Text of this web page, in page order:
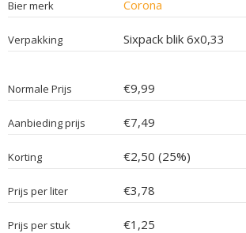
Bier merk Corona
Verpakking Sixpack blik 6x0,33
Normale Prijs €9,99
Aanbieding prijs €7,49
Korting €2,50 (25%)
Prijs per liter €3,78
Prijs per stuk €1,25